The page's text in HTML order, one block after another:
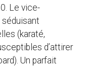
Le vice-
séduisant
(karaté,
d’attirer
Un parfait